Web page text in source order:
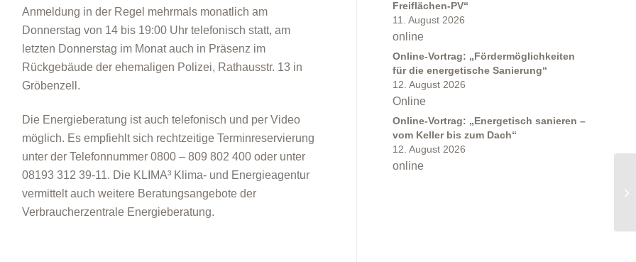
Anmeldung in der Regel mehrmals monatlich am
Donnerstag von 14 bis 19:00 Uhr telefonisch statt, am
letzten Donnerstag im Monat auch in Präsenz im
Rückgebäude der ehemaligen Polizei, Rathausstr. 13 in
Gröbenzell.
Die Energieberatung ist auch telefonisch und per Video
möglich. Es empfiehlt sich rechtzeitige Terminreservierung
unter der Telefonnummer 0800 – 809 802 400 oder unter
08193 312 39-11. Die KLIMA³ Klima- und Energieagentur
vermittelt auch weitere Beratungsangebote der
Verbraucherzentrale Energieberatung.
Freiflächen-PV“
11. August 2026
online
Online-Vortrag: „Fördermöglichkeiten
für die energetische Sanierung“
12. August 2026
Online
Online-Vortrag: „Energetisch sanieren –
vom Keller bis zum Dach“
12. August 2026
online